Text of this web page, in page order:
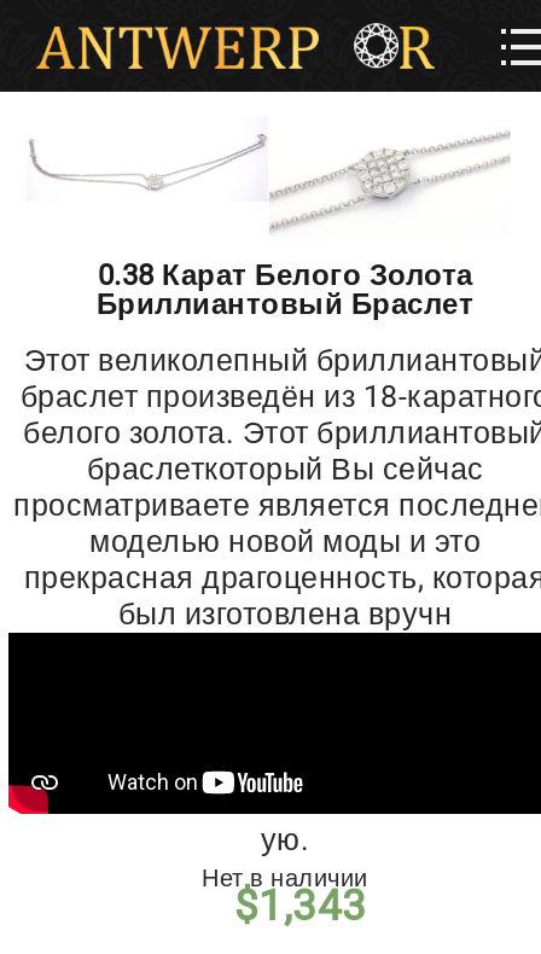
0.38 Карат Белого Золота
Бриллиантовый Браслет
Этот великолепный
браслет произведён из 18-
белого золота. Этот
браслеткоторый Вы сейчас
просматриваете является
моделью новой моды и это
прекрасная драгоценность,
был изготовлена вручн
ую.
$1,343
Нет в наличии